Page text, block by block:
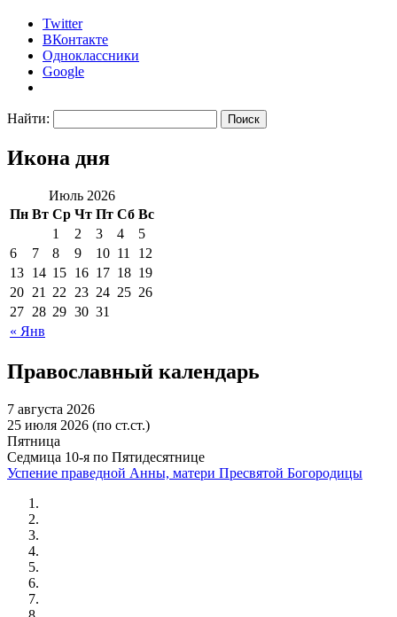
Twitter
ВКонтакте
Одноклассники
Google
Найти:
Икона дня
Июль 2026
Пн Вт Ср Чт Пт Сб Вс
« Янв
1 2 3 4
5
6
7 8 9 10 11
12
13 14 15 16 17 18 19
20 21 22 23 24 25 26
27 28 29 30 31
Православный календарь
7 августа 2026
25 июля 2026 (по ст.ст.)
Пятница
Седмица 10-я по Пятидесятнице
Успение праведной Анны, матери Пресвятой Богородицы